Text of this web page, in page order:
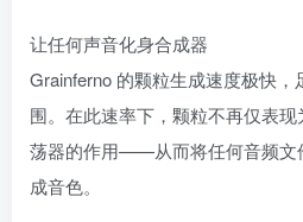
让任何声音化身合成器
Grainferno 的颗粒生成速度极快
围。在此速率下，颗粒不再仅表
荡器的作用——从而将任何音频文
成音色。